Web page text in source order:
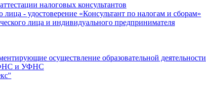
налоговых консультантов
лица - удостоверение «Консультант по налогам и сборам»
лица и индивидуального предпринимателя
осуществление образовательной деятельности
ФНС и УФНС